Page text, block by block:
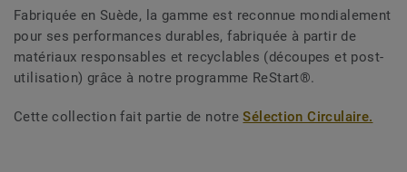
Fabriquée en Suède, la gamme est reconnue mondialement
pour ses performances durables, fabriquée à partir de
matériaux responsables et recyclables (découpes et post-
utilisation) grâce à notre programme ReStart®.
Cette collection fait partie de notreSélection Circulaire.